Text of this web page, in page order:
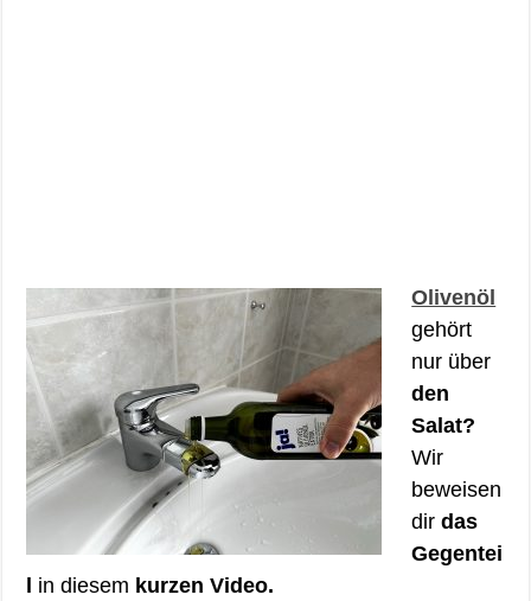
Olivenöl
gehört
nur über
den
Salat?
Wir
beweisen
dirdas
Gegentei
l in diesem kurzen Video.